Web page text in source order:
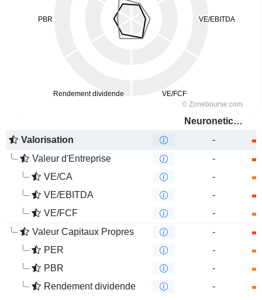
Neuronetics, Inc.
Valorisation
-
Valeur d'Entreprise
-
VE/CA
-
VE/EBITDA
-
VE/FCF
-
Valeur Capitaux Propres
-
PER
-
PBR
-
Rendement dividende
-